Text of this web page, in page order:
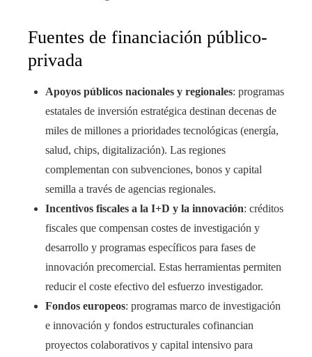
Fuentes de financiación público-
privada
Apoyos públicos nacionales y regionales: programas
estatales de inversión estratégica destinan decenas de
miles de millones a prioridades tecnológicas (energía,
salud, chips, digitalización). Las regiones
complementan con subvenciones, bonos y capital
semilla a través de agencias regionales.
Incentivos fiscales a la I+D y la innovación: créditos
fiscales que compensan costes de investigación y
desarrollo y programas específicos para fases de
innovación precomercial. Estas herramientas permiten
reducir el coste efectivo del esfuerzo investigador.
Fondos europeos: programas marco de investigación
e innovación y fondos estructurales cofinancian
proyectos colaborativos y capital intensivo para